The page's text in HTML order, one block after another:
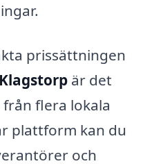
prissättningen
är det
flera lokala
plattform kan du
och